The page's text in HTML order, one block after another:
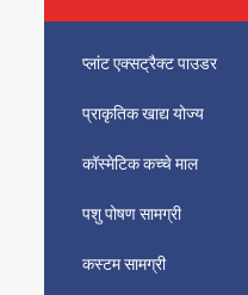
प्लांट एक्सट्रैक्ट पाउडर
प्राकृतिक खाद्य योज्य
कॉस्मेटिक कच्चे माल
पशु पोषण सामग्री
कस्टम सामग्री